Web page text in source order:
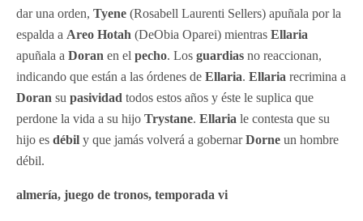
dar una orden, Tyene (Rosabell Laurenti Sellers) apuñala por la
espalda a Areo Hotah (DeObia Oparei) mientras Ellaria
apuñala a Doran en el pecho. Los guardias no reaccionan,
indicando que están a las órdenes de Ellaria. Ellaria recrimina a
Doran su pasividad todos estos años y éste le suplica que
perdone la vida a su hijo Trystane. Ellaria le contesta que su
hijo es débil y que jamás volverá a gobernarDorne un hombre
débil.
almería, juego de tronos, temporada vi